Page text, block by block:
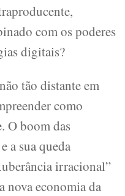
com os poderes
digitais?
tão distante em
como
O boom das
a sua queda
irracional”
nova economia da